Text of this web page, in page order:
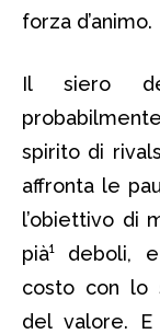
forza d’animo.
Il siero
spirito di
affronta le
l’obiettivo di
pià¹ deboli,
costo con lo
del valore.